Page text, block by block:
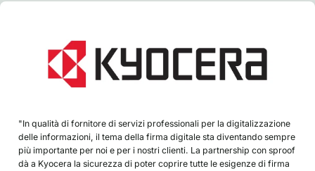
"In qualità di fornitore di servizi professionali per la digitalizzazione
delle informazioni, il tema della firma digitale sta diventando sempre
più importante per noi e per i nostri clienti. La partnership con sproof
dà a Kyocera la sicurezza di poter coprire tutte le esigenze di firma